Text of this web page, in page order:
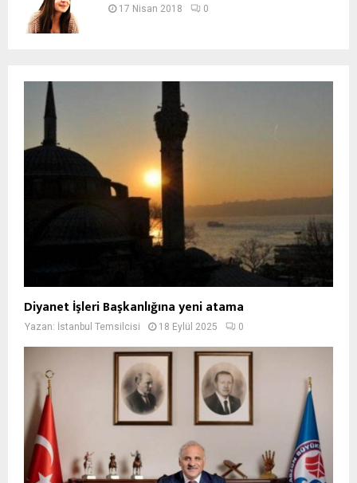
17 Nisan 2018 0
Diyanet İşleri Başkanlığına yeni atama
Yazan: İstanbul Temsilcisi 18 Eylül 2025 0